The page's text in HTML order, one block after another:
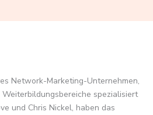
Network-Marketing-Unternehmen,
spezialisiert
und Chris Nickel, haben das